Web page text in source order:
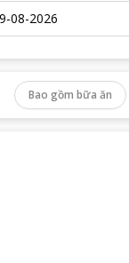
Bao gồm bữa ăn